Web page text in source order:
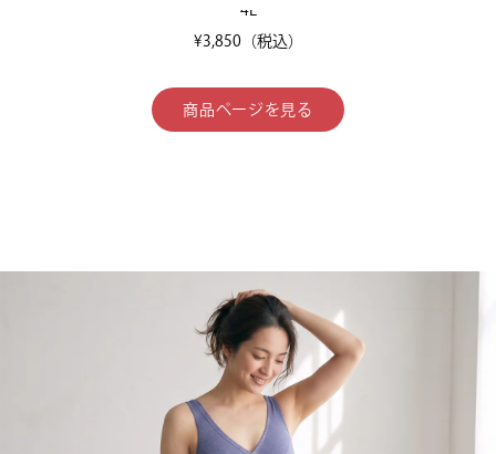
4L
¥3,850（税込）
商品ページを見る